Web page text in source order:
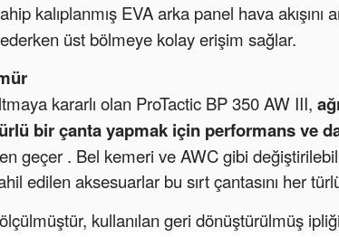
kalıplanmış EVA arka panel hava
üst bölmeye kolay erişim sağlar.
kararlı olan ProTactic BP 350 AW III,
bir çanta yapmak için performans ve
geçer . Bel kemeri ve AWC gibi
edilen aksesuarlar bu sırt çantasını her
kullanılan geri dönüştürülmüş